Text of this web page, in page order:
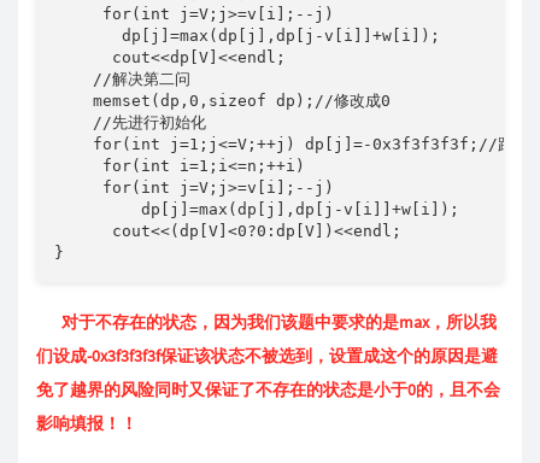
     for(int j=V;j>=v[i];--j)
       dp[j]=max(dp[j],dp[j-v[i]]+w[i]);
      cout<<dp[V]<<endl;
    //解决第二问
    memset(dp,0,sizeof dp);//修改成0
    //先进行初始化
for(int j=1;j<=V;++j) dp[j]=-0x3f3f3f3f;//跟0区
     for(int i=1;i<=n;++i)
     for(int j=V;j>=v[i];--j)
         dp[j]=max(dp[j],dp[j-v[i]]+w[i]);
      cout<<(dp[V]<0?0:dp[V])<<endl;
}
对于不存在的状态，因为我们该题中要求的是max，所以我
们设成-0x3f3f3f3f保证该状态不被选到，设置成这个的原因是避
免了越界的风险同时又保证了不存在的状态是小于0的，且不会
影响填报！！